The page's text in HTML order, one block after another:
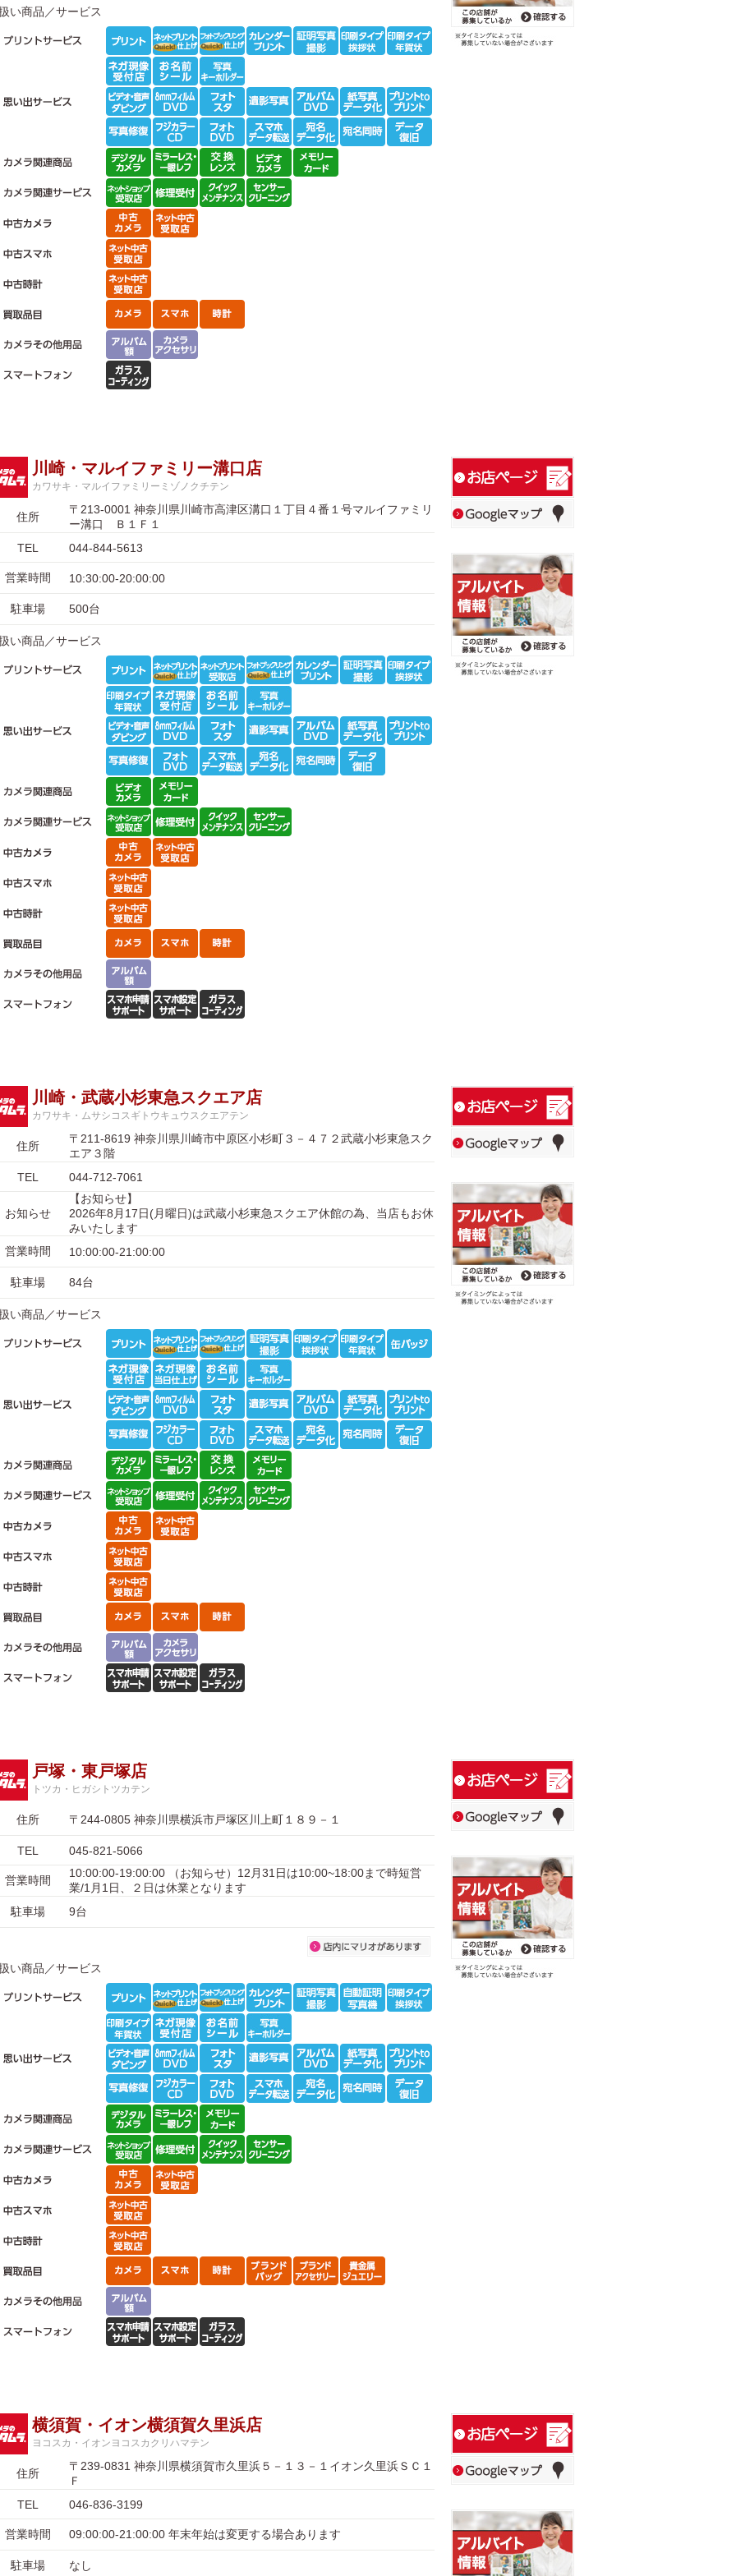
い商品／サービス
川崎・マルイファミリー溝口店
カワサキ・マルイファミリーミゾノクチテン
住所
〒213-0001 神奈川県川崎市高津区溝口１丁目４番１号マルイファミリ
ー溝口 Ｂ１Ｆ１
TEL
044-844-5613
営業時間 10:30:00-20:00:00
駐車場 500台
い商品／サービス
川崎・武蔵小杉東急スクエア店
カワサキ・ムサシコスギトウキュウスクエアテン
住所
〒211-8619 神奈川県川崎市中原区小杉町３－４７２武蔵小杉東急スク
エア３階
TEL
044-712-7061
お知らせ
【お知らせ】
2026年8月17日(月曜日)は武蔵小杉東急スクエア休館の為、当店もお休
みいたします
営業時間
10:00:00-21:00:00
駐車場 84台
い商品／サービス
戸塚・東戸塚店
トツカ・ヒガシトツカテン
住所 〒244-0805 神奈川県横浜市戸塚区川上町１８９－１
TEL 045-821-5066
営業時間
10:00:00-19:00:00 （お知らせ）12月31日は10:00~18:00まで時短営
業/1月1日、２日は休業となります
駐車場
9台
い商品／サービス
横須賀・イオン横須賀久里浜店
ヨコスカ・イオンヨコスカクリハマテン
住所
〒239-0831 神奈川県横須賀市久里浜５－１３－１イオン久里浜ＳＣ１
Ｆ
TEL
046-836-3199
営業時間 09:00:00-21:00:00 年末年始は変更する場合あります
駐車場 なし